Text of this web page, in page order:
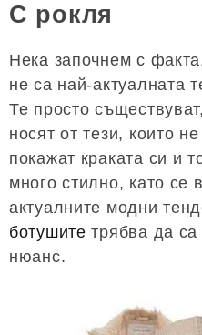
С рокля
Нека започнем с
не са най-актуалната
Те просто
носят от тези, които
покажат краката си и
много стилно, като се
актуалните модни
ботушите трябва да са
нюанс.